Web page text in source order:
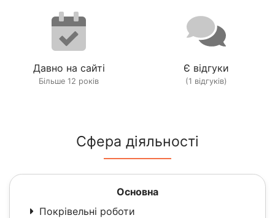
Давно на сайті
Більше 12 років
Є відгуки
(1 відгуків)
Сфера діяльності
Основна
Покрівельні роботи